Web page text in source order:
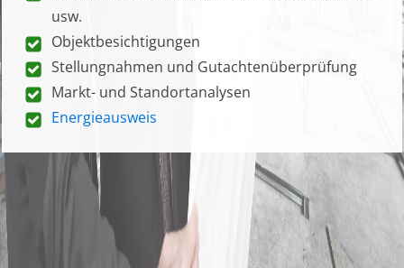
usw.
Objektbesichtigungen
Stellungnahmen und Gutachtenüberprüfung
Markt- und Standortanalysen
Energieausweis